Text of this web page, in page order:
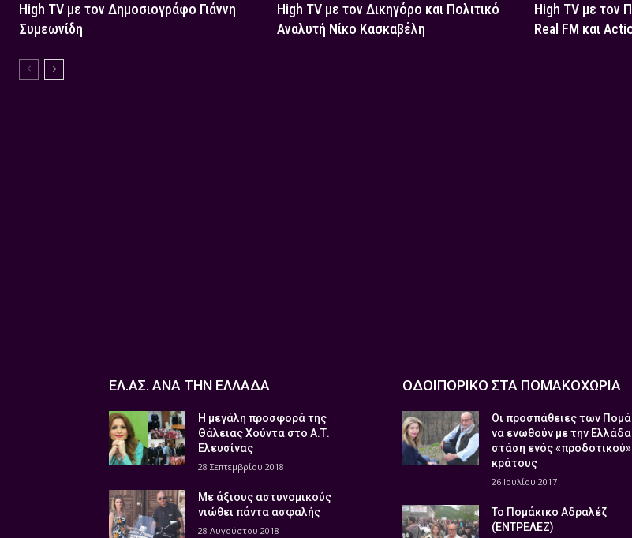
High TV με τον Δημοσιογράφο Γιάννη
Συμεωνίδη
High TV με τον Δικηγόρο και Πολιτικό
Αναλυτή Νίκο Κασκαβέλη
High TV με τον
Real FM και
ΕΛ.ΑΣ. ΑΝΑ ΤΗΝ ΕΛΛΑΔΑ
Η μεγάλη προσφορά της
Θάλειας Χούντα στο Α.Τ.
Ελευσίνας
28 Σεπτεμβρίου 2018
Με άξιους αστυνομικούς
νιώθει πάντα ασφαλής
28 Αυγούστου 2018
ΟΔΟΙΠΟΡΙΚΟ ΣΤΑ ΠΟΜΑΚΟΧΩΡΙΑ
Οι προσπάθειες των
να ενωθούν με την Ελλάδα
στάση ενός «προδοτικού»
κράτους
26 Ιουλίου 2017
Το Πομάκικο Αδραλέζ
(ΕΝΤΡΕΛΕΖ)